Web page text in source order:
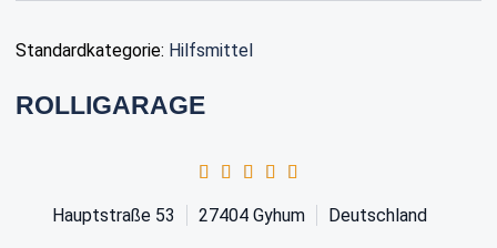
Standardkategorie: Hilfsmittel
ROLLIGARAGE
Hauptstraße 53 27404 Gyhum Deutschland